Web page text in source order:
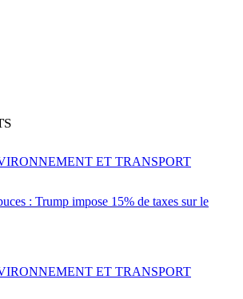
: Trump impose 15% de taxes sur le
ET TRANSPORT
ET TRANSPORT